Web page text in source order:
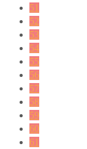
51
52
53
54
55
56
57
58
59
60
61